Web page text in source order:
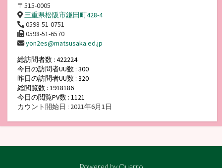
〒515-0005
三重県松阪市鎌田町428-4
0598-51-0751
0598-51-6570
yon2es@matsusaka.ed.jp
総訪問者数 : 422224
今日の訪問者UU数 : 300
昨日の訪問者UU数 : 320
総閲覧数 : 1918186
今日の閲覧PV数 : 1121
カウント開始日 : 2021年6月1日